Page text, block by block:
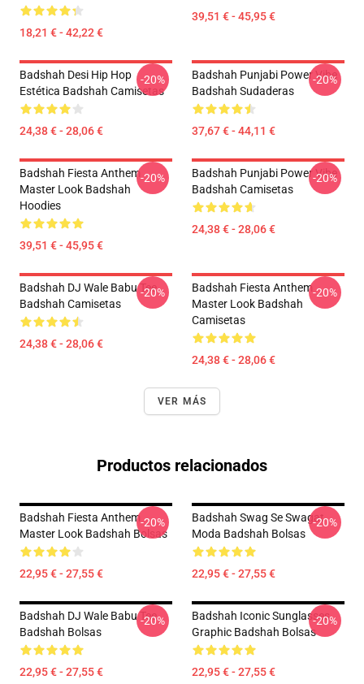
18,21 € - 42,22 €
39,51 € - 45,95 €
Badshah Desi Hip Hop
Estética Badshah Camisetas
24,38 € - 28,06 €
-20%
Badshah Punjabi Power Vibe
Badshah Sudaderas
37,67 € - 44,11 €
-20%
Badshah Fiesta Anthem
Master Look Badshah
Hoodies
39,51 € - 45,95 €
-20%
Badshah Punjabi Power Vibe
Badshah Camisetas
24,38 € - 28,06 €
-20%
Badshah DJ Wale Babu Tee
Badshah Camisetas
24,38 € - 28,06 €
-20%
Badshah Fiesta Anthem
Master Look Badshah
Camisetas
24,38 € - 28,06 €
-20%
VER MÁS
Productos relacionados
Badshah Fiesta Anthem
Master Look Badshah Bolsas
22,95 € - 27,55 €
-20%
Badshah Swag Se Swagat
Moda Badshah Bolsas
22,95 € - 27,55 €
-20%
Badshah DJ Wale Babu Tee
Badshah Bolsas
22,95 € - 27,55 €
-20%
Badshah Iconic Sunglasses
Graphic Badshah Bolsas
22,95 € - 27,55 €
-20%